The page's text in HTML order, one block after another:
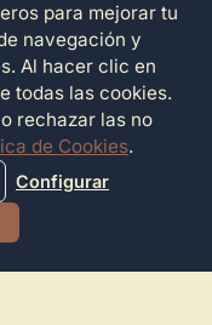
para mejorar tu
navegación y
Al hacer clic en
todas las cookies.
rechazar las no
de Cookies.
Configurar